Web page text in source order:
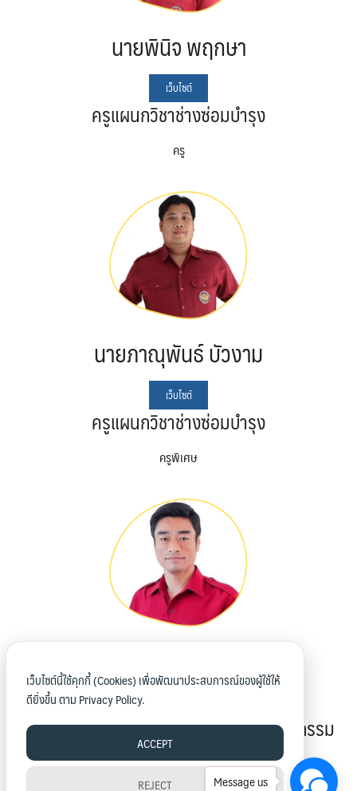
นายพินิจ พฤกษา
เว็บไซต์
ครูแผนกวิชาช่างซ่อมบำรุง
ครู
นายภาณุพันธ์ บัวงาม
เว็บไซต์
ครูแผนกวิชาช่างซ่อมบำรุง
ครูพิเศษ
ครูแผนกวิชาช่างซ่อมบำรุง/เทคนิคอุตสาหกรรม
ครูพิเศษ
Message us
เว็บไซต์นี้ใช้คุกกี้ (Cookies) เพื่อพัฒนาประสบการณ์ของผู้ใช้ให้
ดียิ่งขึ้น ตาม Privacy Policy.
ACCEPT
REJECT